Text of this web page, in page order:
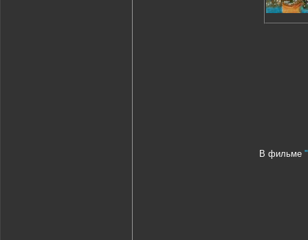
В фильме